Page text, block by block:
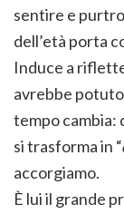
sentire e
dell’età porta
Induce a
avrebbe
tempo cambia:
si trasforma in “
accorgiamo.
È lui il grande